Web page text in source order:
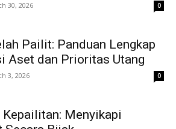
30, 2026 0
Pailit: Panduan Lengkap
Aset dan Prioritas Utang
3, 2026 0
Menyikapi